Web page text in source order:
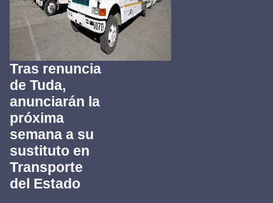
Tras renuncia
de Tuda,
anunciarán la
próxima
semana a su
sustituto en
Transporte
del Estado